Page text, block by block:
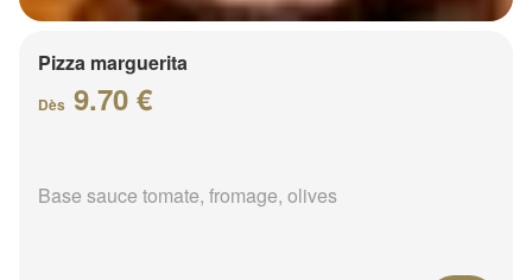
Pizza marguerita
Dès 9.70 €
Base sauce tomate, fromage, olives